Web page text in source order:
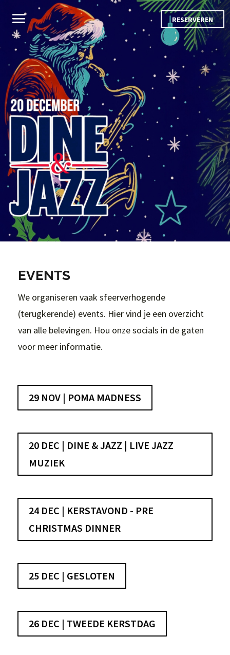
RESERVEREN
EVENTS
We organiseren vaak sfeerverhogende
(terugkerende) events. Hier vind je een overzicht
van alle belevingen. Hou onze socials in de gaten
voor meer informatie.
29 NOV | POMA MADNESS
20 DEC | DINE & JAZZ | LIVE JAZZ
MUZIEK
24 DEC | KERSTAVOND - PRE
CHRISTMAS DINNER
25 DEC | GESLOTEN
26 DEC | TWEEDE KERSTDAG